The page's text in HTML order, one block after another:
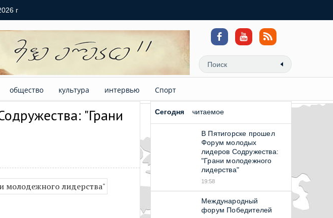
г
общество культура интервью Спорт
"Грани
Сегодня читаемое
В Пятигорске прошел
Форум молодых
лидеров Содружества:
"Грани молодежного
лидерства"
19:58
Международный
форум Победителей